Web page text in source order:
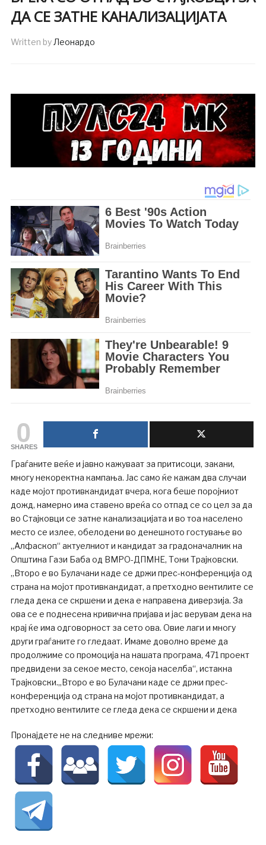
ДА СЕ ЗАТНЕ КАНАЛИЗАЦИЈАТА
Written byЛеонардо
0
SHARES
Граѓаните веќе и јавно кажуваат за притисоци, закани,
многу некоректна кампања. Јас само ќе кажам два случаи
каде мојот противкандидат вчера, кога беше поројниот
дожд, намерно има ставено вреќа со отпад се со цел за да
во Стајковци се затне канализацијата и во тоа населено
место се излее, обелодени во денешното гостување во
„Алфаскоп“ актуелниот и кандидат за градоначалник на
Општина Гази Баба од ВМРО-ДПМНЕ, Тони Трајковски.
„Второ е во Булачани каде се држи прес-конференција од
страна на мојот противкандидат, а претходно вентилите се
гледа дека се скршени и дека е направена диверзија. За
ова се е поднесена кривична пријава и јас верувам дека на
крај ќе има одговорност за сето ова. Овие лаги и многу
други граѓаните го гледаат. Имаме доволно време да
продолжиме со промоција на нашата програма, 471 проект
предвидени за секое место, секоја населба“, истакна
Трајковски.„Второ е во Булачани каде се држи прес-
конференција од страна на мојот противкандидат, а
претходно вентилите се гледа дека се скршени и дека
Пронајдете не на следниве мрежи: